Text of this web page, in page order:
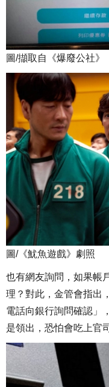
圖/擷取自《爆廢公社》
圖/《魷魚遊戲》劇照
也有網友詢問，如果帳
理？對此，金管會指出
電話向銀行詢問確認」
是領出，恐怕會吃上官